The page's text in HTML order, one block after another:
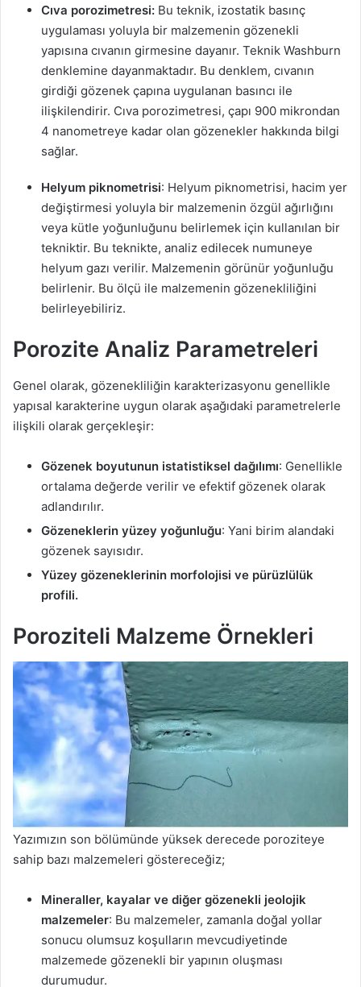
Cıva porozimetresi: Bu teknik, izostatik basınç
uygulaması yoluyla bir malzemenin gözenekli
yapısına cıvanın girmesine dayanır. Teknik Washburn
denklemine dayanmaktadır. Bu denklem, cıvanın
girdiği gözenek çapına uygulanan basıncı ile
ilişkilendirir. Cıva porozimetresi, çapı 900 mikrondan
4 nanometreye kadar olan gözenekler hakkında bilgi
sağlar.
Helyum piknometrisi: Helyum piknometrisi, hacim yer
değiştirmesi yoluyla bir malzemenin özgül ağırlığını
veya kütle yoğunluğunu belirlemek için kullanılan bir
tekniktir. Bu teknikte, analiz edilecek numuneye
helyum gazı verilir. Malzemenin görünür yoğunluğu
belirlenir. Bu ölçü ile malzemenin gözenekliliğini
belirleyebiliriz.
Porozite Analiz Parametreleri
Genel olarak, gözenekliliğin karakterizasyonu genellikle
yapısal karakterine uygun olarak aşağıdaki parametrelerle
ilişkili olarak gerçekleşir:
Gözenek boyutunun istatistiksel dağılımı: Genellikle
ortalama değerde verilir ve efektif gözenek olarak
adlandırılır.
Gözeneklerin yüzey yoğunluğu: Yani birim alandaki
gözenek sayısıdır.
Yüzey gözeneklerinin morfolojisi ve pürüzlülük
profili.
Poroziteli Malzeme Örnekleri
Yazımızın son bölümünde yüksek derecede poroziteye
sahip bazı malzemeleri göstereceğiz;
Mineraller, kayalar ve diğer gözenekli jeolojik
malzemeler: Bu malzemeler, zamanla doğal yollar
sonucu olumsuz koşulların mevcudiyetinde
malzemede gözenekli bir yapının oluşması
durumudur.